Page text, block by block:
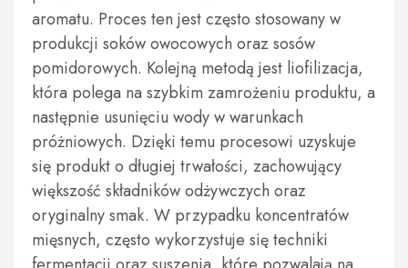
aromatu. Proces ten jest często stosowany w
produkcji soków owocowych oraz sosów
pomidorowych. Kolejną metodą jest liofilizacja,
która polega na szybkim zamrożeniu produktu, a
następnie usunięciu wody w warunkach
próżniowych. Dzięki temu procesowi uzyskuje
się produkt o długiej trwałości, zachowujący
większość składników odżywczych oraz
oryginalny smak. W przypadku koncentratów
mięsnych, często wykorzystuje się techniki